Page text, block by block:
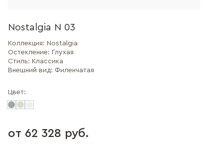
Nostalgia N 03
Коллекция: Nostalgia
Остекление: Глухая
Стиль: Классика
Внешний вид: Филенчатая
Цвет:
от 62 328 руб.